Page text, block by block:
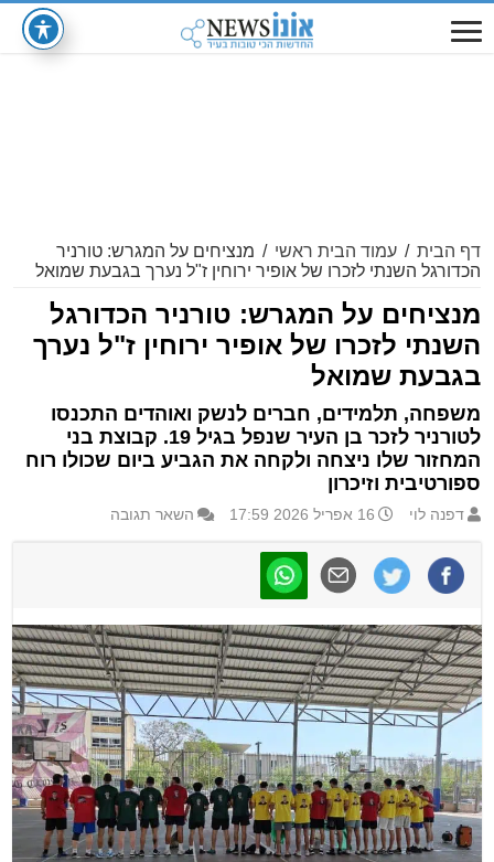
דף הבית / עמוד הבית ראשי / מנציחים על המגרש: טורניר
הכדורגל השנתי לזכרו של אופיר ירוחין ז"ל נערך בגבעת שמואל
מנציחים על המגרש: טורניר הכדורגל
השנתי לזכרו של אופיר ירוחין ז"ל נערך
בגבעת שמואל
משפחה, תלמידים, חברים לנשק ואוהדים התכנסו
לטורניר לזכר בן העיר שנפל בגיל 19. קבוצת בני
המחזור שלו ניצחה ולקחה את הגביע ביום שכולו רוח
ספורטיבית וזיכרון
דפנה לוי 16 אפריל 2026 17:59 השאר תגובה